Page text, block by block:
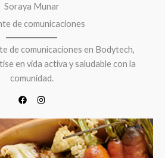
Soraya Munar
de comunicaciones
de comunicaciones en Bodytech,
en vida activa y saludable con la
comunidad.